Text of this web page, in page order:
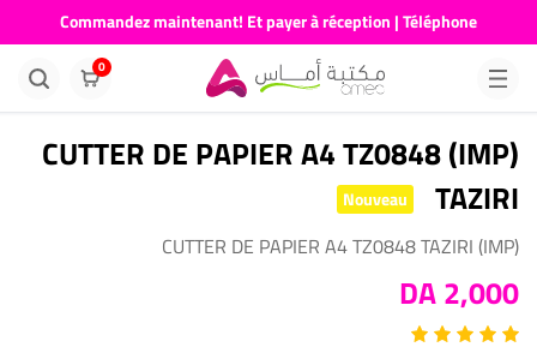
Commandez maintenant! Et payer à réception | Téléphone
676681730
0
(IMP) CUTTER DE PAPIER A4 TZ0848
TAZIRI
Nouveau
(IMP) CUTTER DE PAPIER A4 TZ0848 TAZIRI
2,000 DA